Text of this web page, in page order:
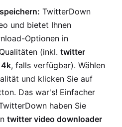
TwitterDown
und bietet Ihnen
Optionen in
(inkl. twitter
, falls verfügbar). Wählen
und klicken Sie auf
Das war's! Einfacher
haben Sie
twitter video downloader